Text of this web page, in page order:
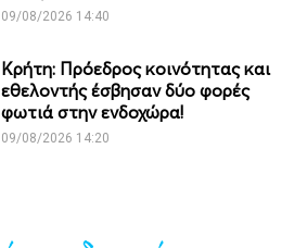
09/08/2026 14:40
Κρήτη: Πρόεδρος κοινότητας και
εθελοντής έσβησαν δύο φορές
φωτιά στην ενδοχώρα!
09/08/2026 14:20